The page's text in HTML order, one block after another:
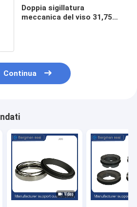
Doppia sigillatura
meccanica del viso 31,75
Continua